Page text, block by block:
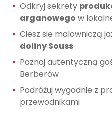
Odkryj sekrety
arganowego w
Ciesz się malowniczą
doliny Souss
Poznaj autentyczną
Berberów
Podróżuj wygodnie z
przewodnikami